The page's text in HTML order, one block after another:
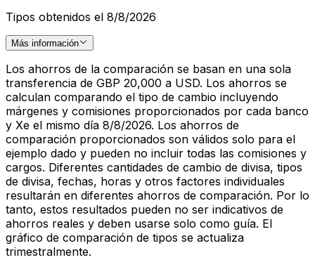
Tipos obtenidos el 8/8/2026
Más información
Los ahorros de la comparación se basan en una sola
transferencia de GBP 20,000 a USD. Los ahorros se
calculan comparando el tipo de cambio incluyendo
márgenes y comisiones proporcionados por cada banco
y Xe el mismo día 8/8/2026. Los ahorros de
comparación proporcionados son válidos solo para el
ejemplo dado y pueden no incluir todas las comisiones y
cargos. Diferentes cantidades de cambio de divisa, tipos
de divisa, fechas, horas y otros factores individuales
resultarán en diferentes ahorros de comparación. Por lo
tanto, estos resultados pueden no ser indicativos de
ahorros reales y deben usarse solo como guía. El
gráfico de comparación de tipos se actualiza
trimestralmente.